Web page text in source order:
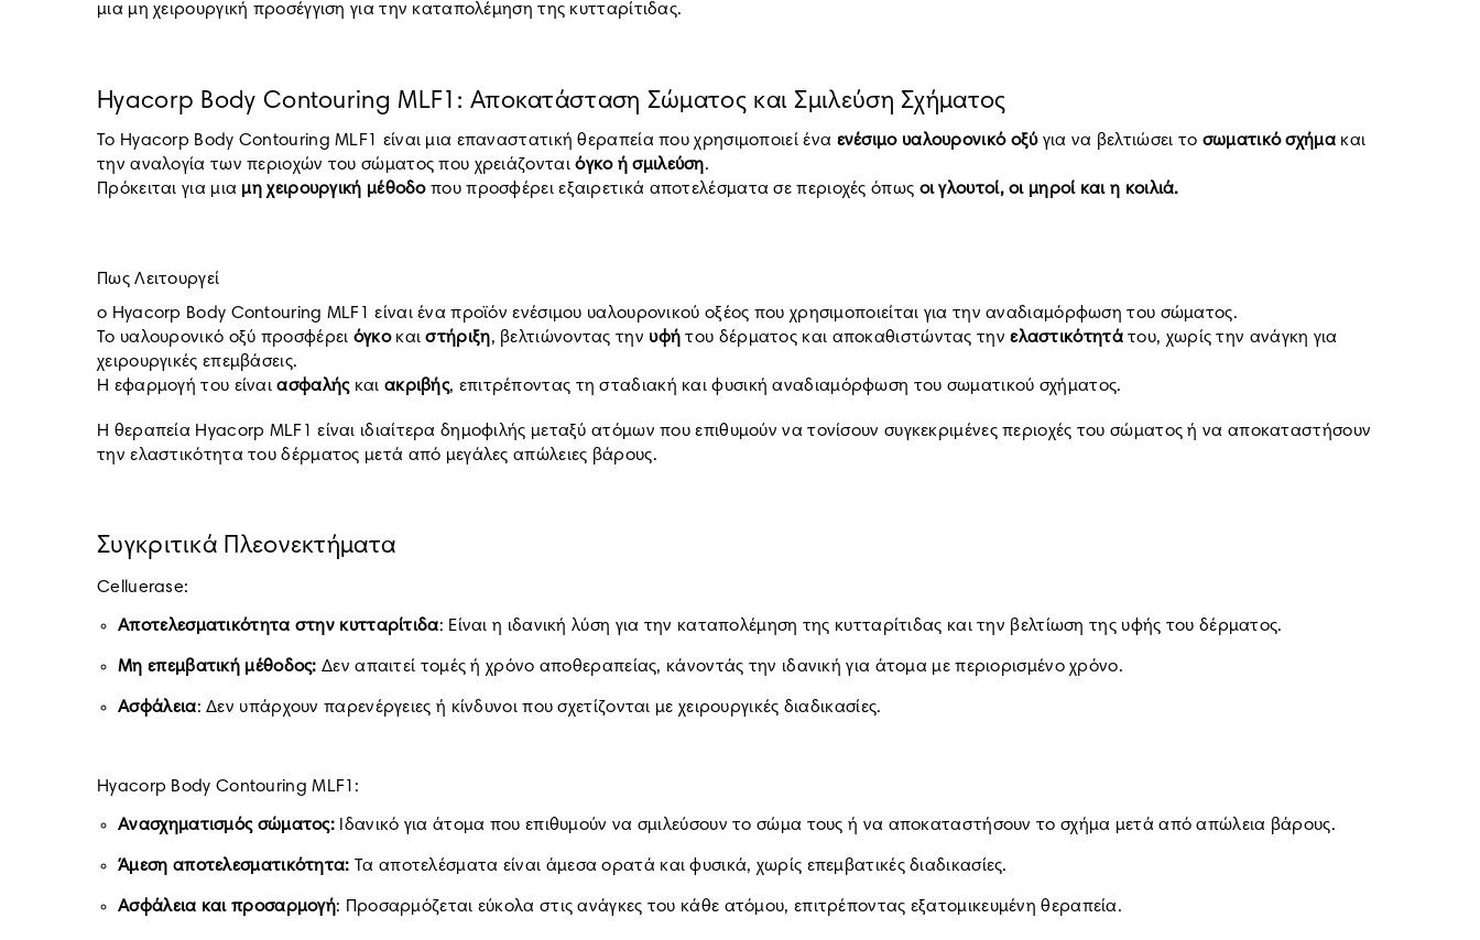
μια μη χειρουργική προσέγγιση για την καταπολέμηση της κυτταρίτιδας.
Hyacorp Body Contouring MLF1: Αποκατάσταση Σώματος και Σμιλεύση Σχήματος
Το Hyacorp Body Contouring MLF1 είναι μια επαναστατική θεραπεία που χρησιμοποιεί ένα ενέσιμο υαλουρονικό οξύ για να βελτιώσει το σωματικό σχήμακαι
την αναλογία των περιοχών του σώματος που χρειάζονταιόγκο ή σμιλεύση.
Πρόκειται για μια μη χειρουργική μέθοδοπου προσφέρει εξαιρετικά αποτελέσματα σε περιοχές όπως οι γλουτοί, οι μηροί και η κοιλιά.
Πως Λειτουργεί
ο Hyacorp Body Contouring MLF1 είναι ένα προϊόν ενέσιμου υαλουρονικού οξέος που χρησιμοποιείται για την αναδιαμόρφωση του σώματος.
Το υαλουρονικό οξύ προσφέρει όγκοκαιστήριξη, βελτιώνοντας την υφήτου δέρματος και αποκαθιστώντας τηνελαστικότητάτου, χωρίς την ανάγκη για
χειρουργικές επεμβάσεις.
Η εφαρμογή του είναιασφαλής και ακριβής, επιτρέποντας τη σταδιακή και φυσική αναδιαμόρφωση του σωματικού σχήματος.
Η θεραπεία Hyacorp MLF1 είναι ιδιαίτερα δημοφιλής μεταξύ ατόμων που επιθυμούν να τονίσουν συγκεκριμένες περιοχές του σώματος ή να αποκαταστήσουν
την ελαστικότητα του δέρματος μετά από μεγάλες απώλειες βάρους.
Συγκριτικά Πλεονεκτήματα
Celluerase:
Αποτελεσματικότητα στην κυτταρίτιδα: Είναι η ιδανική λύση για την καταπολέμηση της κυτταρίτιδας και την βελτίωση της υφής του δέρματος.
Μη επεμβατική μέθοδος:Δεν απαιτεί τομές ή χρόνο αποθεραπείας, κάνοντάς την ιδανική για άτομα με περιορισμένο χρόνο.
Ασφάλεια: Δεν υπάρχουν παρενέργειες ή κίνδυνοι που σχετίζονται με χειρουργικές διαδικασίες.
Hyacorp Body Contouring MLF1:
Ανασχηματισμός σώματος: Ιδανικό για άτομα που επιθυμούν να σμιλεύσουν το σώμα τους ή να αποκαταστήσουν το σχήμα μετά από απώλεια βάρους.
Άμεση αποτελεσματικότητα: Τα αποτελέσματα είναι άμεσα ορατά και φυσικά, χωρίς επεμβατικές διαδικασίες.
Ασφάλεια και προσαρμογή: Προσαρμόζεται εύκολα στις ανάγκες του κάθε ατόμου, επιτρέποντας εξατομικευμένη θεραπεία.